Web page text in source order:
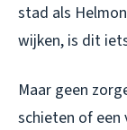
stad als
wijken, is dit
Maar geen
schieten of een